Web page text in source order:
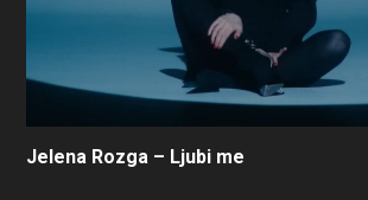
Jelena Rozga – Ljubi me